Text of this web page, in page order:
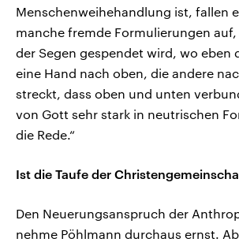
Menschenweihehandlung ist, fallen
manche fremde Formulierungen
der Segen gespendet wird, wo eben
eine Hand nach oben, die andere
streckt, dass oben und unten
von Gott sehr stark in neutrischen
die Rede.“
Ist die Taufe der
Den Neuerungsanspruch der
nehme Pöhlmann durchaus ernst.